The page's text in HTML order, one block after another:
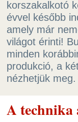
korszakalkotó
évvel később
amely már
világot érinti!
minden
produkció, a
nézhetjük
A technika